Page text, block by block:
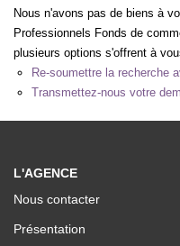
Créer une alerte
Nous n'avons pas de biens à
Professionnels Fonds de
plusieurs options s'offrent à
Re-soumettre la recherche
Transmettez-nous votre
L'AGENCE
Nous contacter
Présentation